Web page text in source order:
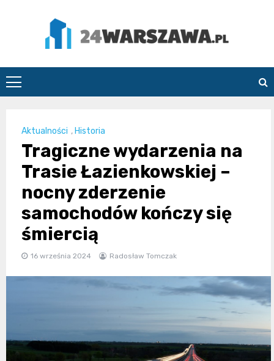
24Warszawa.pl
Aktualności , Historia
Tragiczne wydarzenia na
Trasie Łazienkowskiej –
nocny zderzenie
samochodów kończy się
śmiercią
16 września 2024 Radosław Tomczak